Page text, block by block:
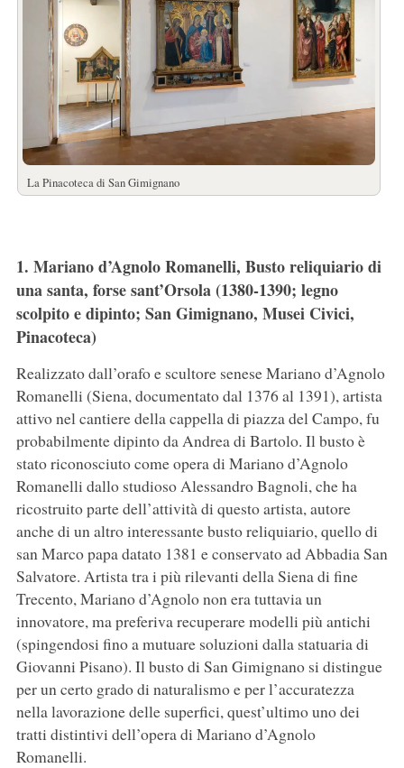
La Pinacoteca di San Gimignano
1. Mariano d’Agnolo Romanelli, Busto reliquiario di
una santa, forse sant’Orsola (1380-1390; legno
scolpito e dipinto; San Gimignano, Musei Civici,
Pinacoteca)
Realizzato dall’orafo e scultore senese Mariano d’Agnolo
Romanelli (Siena, documentato dal 1376 al 1391), artista
attivo nel cantiere della cappella di piazza del Campo, fu
probabilmente dipinto da Andrea di Bartolo. Il busto è
stato riconosciuto come opera di Mariano d’Agnolo
Romanelli dallo studioso Alessandro Bagnoli, che ha
ricostruito parte dell’attività di questo artista, autore
anche di un altro interessante busto reliquiario, quello di
san Marco papa datato 1381 e conservato ad Abbadia San
Salvatore. Artista tra i più rilevanti della Siena di fine
Trecento, Mariano d’Agnolo non era tuttavia un
innovatore, ma preferiva recuperare modelli più antichi
(spingendosi fino a mutuare soluzioni dalla statuaria di
Giovanni Pisano). Il busto di San Gimignano si distingue
per un certo grado di naturalismo e per l’accuratezza
nella lavorazione delle superfici, quest’ultimo uno dei
tratti distintivi dell’opera di Mariano d’Agnolo
Romanelli.